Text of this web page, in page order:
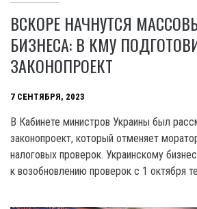
ВСКОРЕ НАЧНУТСЯ
БИЗНЕСА: В КМУ
ЗАКОНОПРОЕКТ
7 СЕНТЯБРЯ, 2023
В Кабинете министров Украины был
законопроект, который отменяет
налоговых проверок. Украинскому
к возобновлению проверок с 1 октября